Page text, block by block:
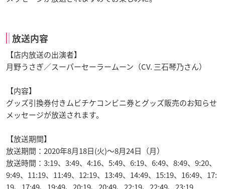
放送内容
【店内放送の出演者】
月野うさぎ／スーパーセーラームーン（CV. 三石琴乃さん）
【内容】
グッズ引換券付きムビチケコンビニ券とグッズ販売のお知らせ
メッセージが放送されます。
【放送期間】
放送期間：2020年8月18日(火)～8月24日（月）
放送時間：3:19、3:49、4:16、5:49、6:19、6:49、8:49、9:20、
9:49、11:19、11:49、12:19、13:49、14:49、15:19、16:49、17: